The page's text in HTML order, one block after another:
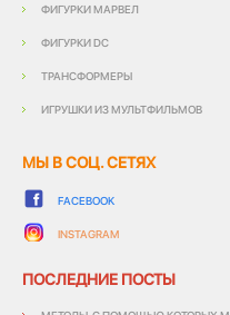
ФИГУРКИ МАРВЕЛ
ФИГУРКИ DC
ТРАНСФОРМЕРЫ
ИГРУШКИ ИЗ МУЛЬТФИЛЬМОВ
МЫ В СОЦ. СЕТЯХ
FACEBOOK
INSTAGRAM
ПОСЛЕДНИЕ ПОСТЫ